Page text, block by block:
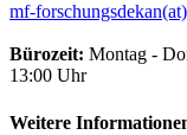
mf-
Bürozeit: Montag -
13:00 Uhr
Weitere